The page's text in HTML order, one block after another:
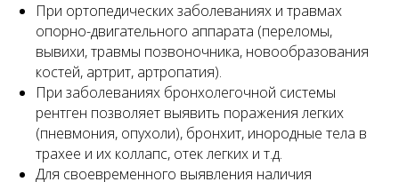
При ортопедических заболеваниях и травмах
опорно-двигательного аппарата (переломы,
вывихи, травмы позвоночника, новообразования
костей, артрит, артропатия).
При заболеваниях бронхолегочной системы
рентген позволяет выявить поражения легких
(пневмония, опухоли), бронхит, инородные тела в
трахее и их коллапс, отек легких и т.д.
Для своевременного выявления наличия